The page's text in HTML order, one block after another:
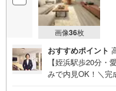
画像36枚
おすすめポイント
【姪浜駅歩20分・
みで内見OK！＼完